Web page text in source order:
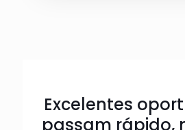
Excelentes
passam rápido,